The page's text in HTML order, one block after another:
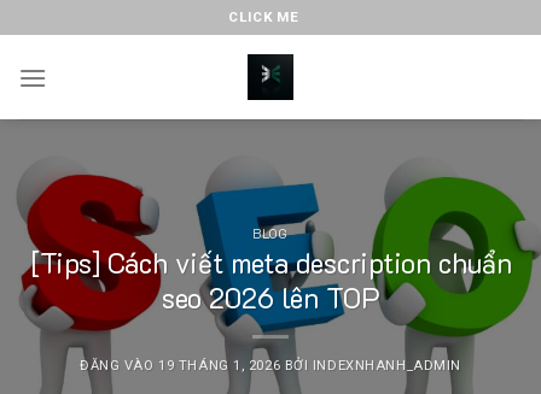
nội
CLICK ME
BLOG
[Tips] Cách viết meta description chuẩn
seo 2026 lên TOP
ĐĂNG VÀO 19 THÁNG 1, 2026 BỞI INDEXNHANH_ADMIN